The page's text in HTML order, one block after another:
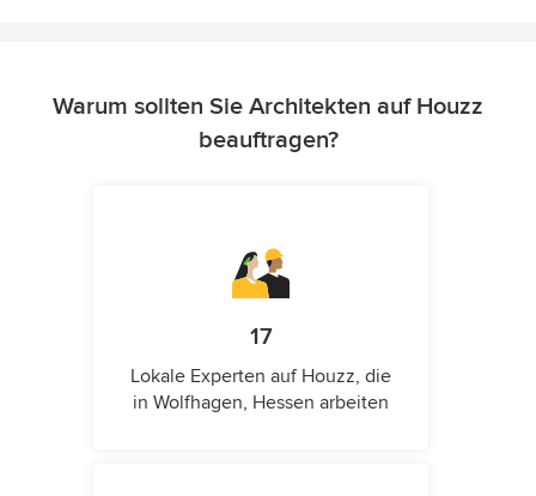
Warum sollten Sie Architekten auf Houzz
beauftragen?
17
Lokale Experten auf Houzz, die
in Wolfhagen, Hessen arbeiten